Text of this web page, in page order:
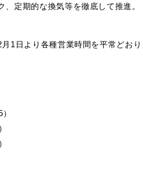
定期的な換気等を徹底して推進。
1日より各種営業時間を平常どおり